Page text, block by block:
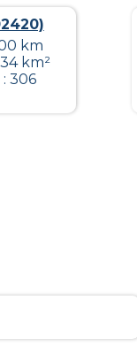
km
km²
306